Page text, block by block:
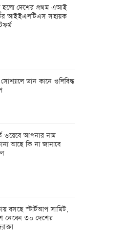
হলো দেশের প্রথম এআই
আইইএলটিএস সহায়ক
সোশ্যালে ডান কানে গুলিবিদ্ধ
ওয়েবে আপনার নাম
আছে কি না জানাবে
বসছে স্টার্টআপ সামিট,
নেবেন ৩০ দেশের